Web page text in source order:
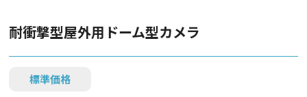
耐衝撃型屋外用ドーム型カメラ
標準価格